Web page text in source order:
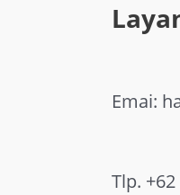
Emai:
Tlp.